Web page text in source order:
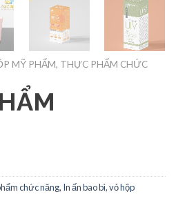
MỸ PHẨM, THỰC PHẨM CHỨC
chức năng, In ấn bao bì, vỏ hộp